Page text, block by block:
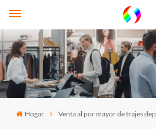
Hogar Venta al por mayor de trajes